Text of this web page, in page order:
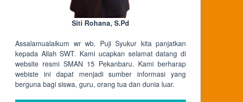
Siti Rohana, S.Pd
Assalamualaikum wr wb. Puji Syukur kita panjatkan
kepada Allah SWT. Kami ucapkan selamat datang di
website resmi SMAN 15 Pekanbaru. Kami berharap
webiste ini dapat menjadi sumber informasi yang
berguna bagi siswa, guru, orang tua dan dunia luar.